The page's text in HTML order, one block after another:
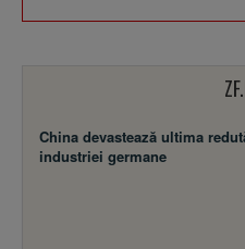
China devastează ultima
industriei germane